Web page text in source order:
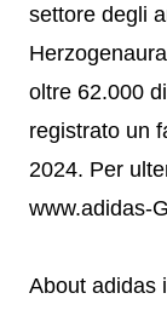
settore degli
oltre 62.000
registrato un
2024. Per
www.adidas-
About adidas